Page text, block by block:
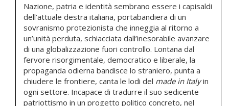
Nazione, patria e identità sembrano essere i capisaldi
dell’attuale destra italiana, portabandiera di un
sovranismo protezionista che inneggia al ritorno a
un’unità perduta, schiacciata dall’inesorabile avanzare
di una globalizzazione fuori controllo. Lontana dal
fervore risorgimentale, democratico e liberale, la
propaganda odierna bandisce lo straniero, punta a
chiudere le frontiere, canta le lodi del made in Italyin
ogni settore. Incapace di tradurre il suo sedicente
patriottismo in un progetto politico concreto, nel